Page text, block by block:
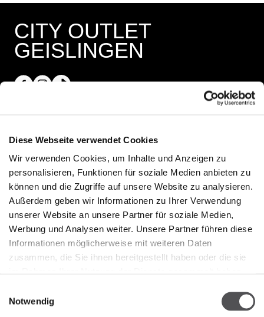
Diese Webseite verwendet Cookies
Wir verwenden Cookies, um Inhalte und Anzeigen zu
personalisieren, Funktionen für soziale Medien anbieten zu
können und die Zugriffe auf unsere Website zu analysieren.
Außerdem geben wir Informationen zu Ihrer Verwendung
unserer Website an unsere Partner für soziale Medien,
Werbung und Analysen weiter. Unsere Partner führen diese
Informationen möglicherweise mit weiteren Daten
zusammen, die Sie ihnen bereitgestellt haben oder die sie
Notwendig
CITY OUTLET
GEISLINGEN
Öffnungszeiten
Shops
Montag - Samstag 09:30 - 18:30
25.10.2026 Crazy Weekend
13:00 - 18:00
City Outlet Geislingen